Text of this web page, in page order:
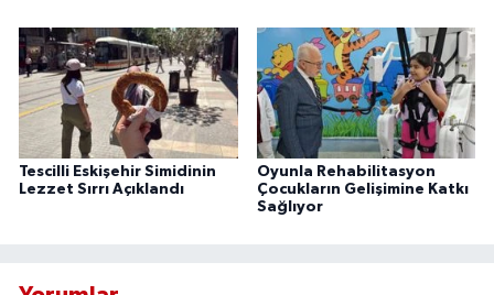
Tescilli Eskişehir Simidinin
Lezzet Sırrı Açıklandı
Oyunla Rehabilitasyon
Çocukların Gelişimine Katkı
Sağlıyor